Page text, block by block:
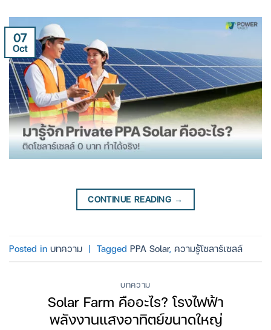
07
Oct
CONTINUE READING →
Posted in บทความ | Tagged PPA Solar, ความรู้โซลาร์เซลล์
บทความ
Solar Farm คืออะไร? โรงไฟฟ้า
พลังงานแสงอาทิตย์ขนาดใหญ่